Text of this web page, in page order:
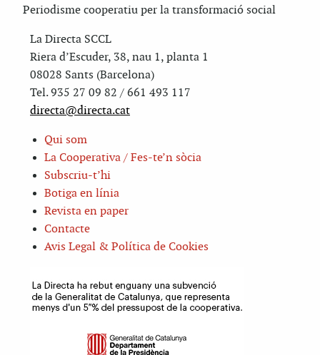
Periodisme cooperatiu per la transformació social
La Directa SCCL
Riera d’Escuder, 38, nau 1, planta 1
08028 Sants (Barcelona)
Tel. 935 27 09 82 / 661 493 117
directa@directa.cat
Qui som
La Cooperativa / Fes-te’n sòcia
Subscriu-t’hi
Botiga en línia
Revista en paper
Contacte
Avis Legal & Política de Cookies